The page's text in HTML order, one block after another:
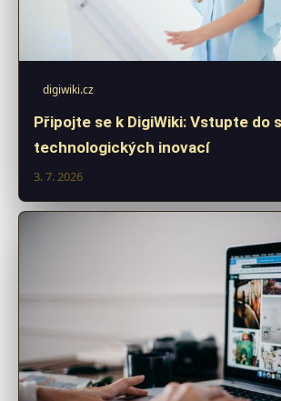
digiwiki.cz
Připojte se k DigiWiki: Vstupte do
technologických inovací
3. 7. 2026